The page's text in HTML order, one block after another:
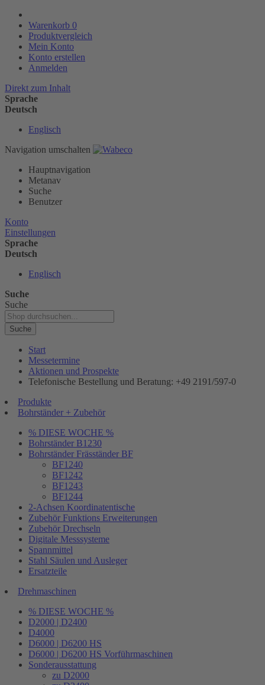
Warenkorb 0
Produktvergleich
Mein Konto
Konto erstellen
Anmelden
Direkt zum Inhalt
Sprache
Deutsch
Englisch
Navigation umschalten
Hauptnavigation
Metanav
Suche
Benutzer
Konto
Einstellungen
Sprache
Deutsch
Englisch
Suche
Suche
Suche
Start
Messetermine
Aktionen und Prospekte
Telefonische Bestellung und Beratung: +49 2191/597-0
Produkte
Bohrständer + Zubehör
% DIESE WOCHE %
Bohrständer B1230
Bohrständer Fräsständer BF
BF1240
BF1242
BF1243
BF1244
2-Achsen Koordinatentische
Zubehör Funktions Erweiterungen
Zubehör Drechseln
Digitale Messsysteme
Spannmittel
Stahl Säulen und Ausleger
Ersatzteile
Drehmaschinen
% DIESE WOCHE %
D2000 | D2400
D4000
D6000 | D6200 HS
D6000 | D6200 HS Vorführmaschinen
Sonderausstattung
zu D2000